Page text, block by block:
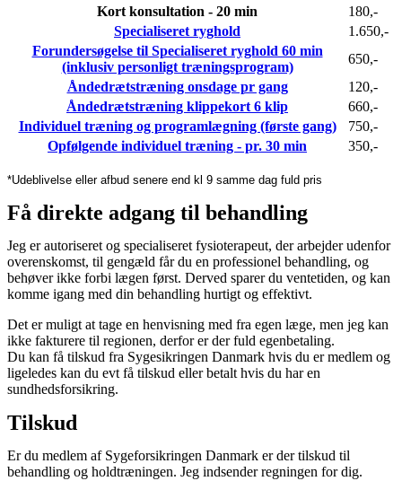
Kort konsultation - 20 min
180,-
Specialiseret ryghold
1.650,-
Forundersøgelse til Specialiseret ryghold 60 min
(inklusiv personligt træningsprogram)
650,-
Åndedrætstræning onsdage pr gang
120,-
Åndedrætstræning klippekort 6 klip
660,-
Individuel træning og programlægning (første gang)
750,-
Opfølgende individuel træning - pr. 30 min
350,-
*Udeblivelse eller afbud senere end kl 9 samme dag fuld pris
Få direkte adgang til behandling
Jeg er autoriseret og specialiseret fysioterapeut, der arbejder udenfor
overenskomst, til gengæld får du en professionel behandling, og
behøver ikke forbi lægen først. Derved sparer du ventetiden, og kan
komme igang med din behandling hurtigt og effektivt.
Det er muligt at tage en henvisning med fra egen læge, men jeg kan
ikke fakturere til regionen, derfor er der fuld egenbetaling.
Du kan få tilskud fra Sygesikringen Danmark hvis du er medlem og
ligeledes kan du evt få tilskud eller betalt hvis du har en
sundhedsforsikring.
Tilskud
Er du medlem af Sygeforsikringen Danmark er der tilskud til
behandling og holdtræningen. Jeg indsender regningen for dig.